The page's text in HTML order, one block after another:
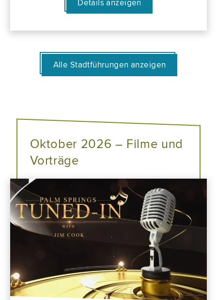
Details anzeigen
Alle Stadtführungen anzeigen
Oktober 2026 – Filme und
Vorträge